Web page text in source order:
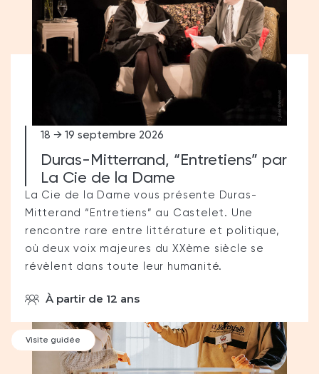
Duras-Mitterrand, “Entretiens” par
La Cie de la Dame
18 → 19 septembre 2026
La Cie de la Dame vous présente Duras-
Mitterand “Entretiens” au Castelet. Une
rencontre rare entre littérature et politique,
où deux voix majeures du XXème siècle se
révèlent dans toute leur humanité.
À partir de 12 ans
Visite guidée